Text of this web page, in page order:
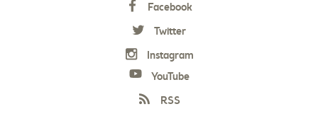
Facebook
Twitter
Instagram
YouTube
RSS